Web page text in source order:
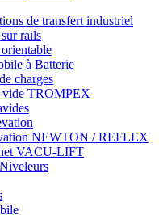
de transfert industriel
rails
à Batterie
charges
vide TROMPEX
NEWTON / REFLEX
VACU-LIFT